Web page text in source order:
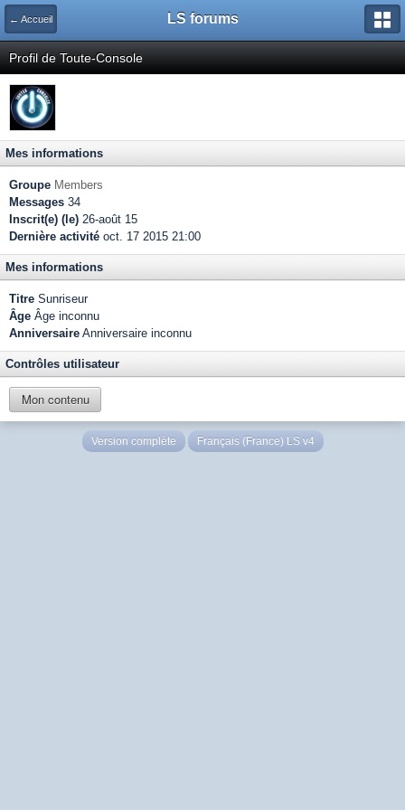
← Accueil LS forums
Profil de Toute-Console
Mes informations
Groupe Members
Messages 34
Inscrit(e) (le) 26-août 15
Dernière activité oct. 17 2015 21:00
Mes informations
Titre Sunriseur
Âge Âge inconnu
Anniversaire Anniversaire inconnu
Contrôles utilisateur
Mon contenu
Version complète Français (France) LS v4